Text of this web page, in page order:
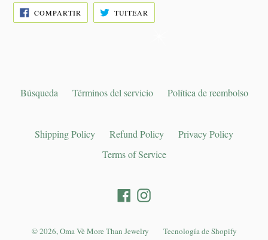
COMPARTIR COMPARTIR
EN
FACEBOOK
TUITEAR
TWITTER
Búsqueda Términos del servicio Política de reembolso
Shipping Policy Refund Policy
Privacy Policy
Terms of Service
FacebookInstagram
© 2026, Oma Vè More Than Jewelry Tecnología de Shopify